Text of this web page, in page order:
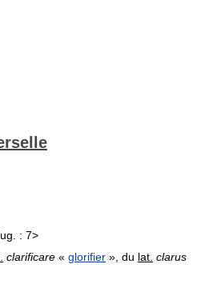
: 7>
clarificare « glorifier », du lat. clarus